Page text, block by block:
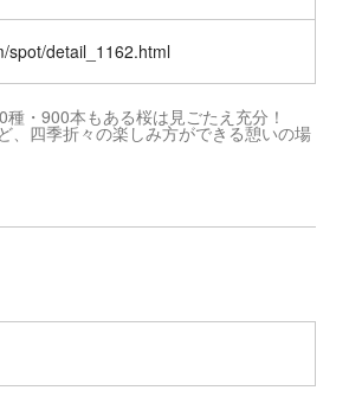
spot/detail_1162.html
・900本もある桜は見ごたえ充分！
、四季折々の楽しみ方ができる憩いの場